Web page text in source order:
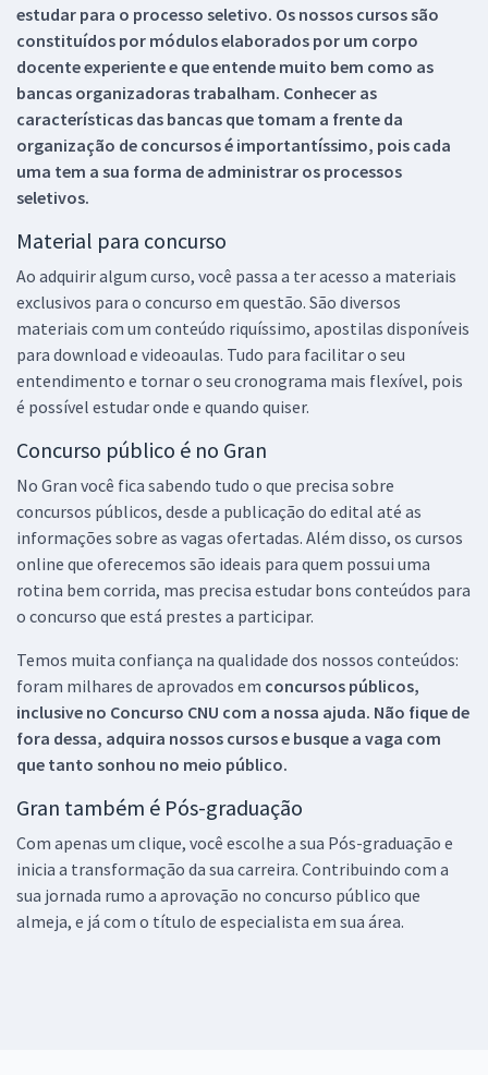
estudar para o processo seletivo. Os nossos cursos são
constituídos por módulos elaborados por um corpo
docente experiente e que entende muito bem como as
bancas organizadoras trabalham. Conhecer as
características das bancas que tomam a frente da
organização de concursos é importantíssimo, pois cada
uma tem a sua forma de administrar os processos
seletivos.
Material para concurso
Ao adquirir algum curso, você passa a ter acesso a materiais
exclusivos para o concurso em questão. São diversos
materiais com um conteúdo riquíssimo, apostilas disponíveis
para download e videoaulas. Tudo para facilitar o seu
entendimento e tornar o seu cronograma mais flexível, pois
é possível estudar onde e quando quiser.
Concurso público é no Gran
No Gran você fica sabendo tudo o que precisa sobre
concursos públicos, desde a publicação do edital até as
informações sobre as vagas ofertadas. Além disso, os cursos
online que oferecemos são ideais para quem possui uma
rotina bem corrida, mas precisa estudar bons conteúdos para
o concurso que está prestes a participar.
Temos muita confiança na qualidade dos nossos conteúdos:
foram milhares de aprovados em concursos públicos,
inclusive no Concurso CNU com a nossa ajuda. Não fique de
fora dessa, adquira nossos cursos e busque a vaga com
que tanto sonhou no meio público.
Gran também é Pós-graduação
Com apenas um clique, você escolhe a sua Pós-graduação e
inicia a transformação da sua carreira. Contribuindo com a
sua jornada rumo a aprovação no concurso público que
almeja, e já com o título de especialista em sua área.